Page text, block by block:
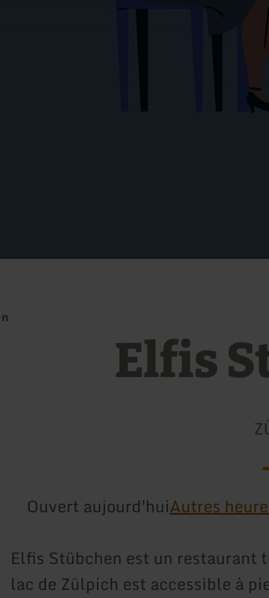
Elfis
Ouvert aujourd'huiAutres
Elfis Stübchen est un
lac de Zülpich est accessible à